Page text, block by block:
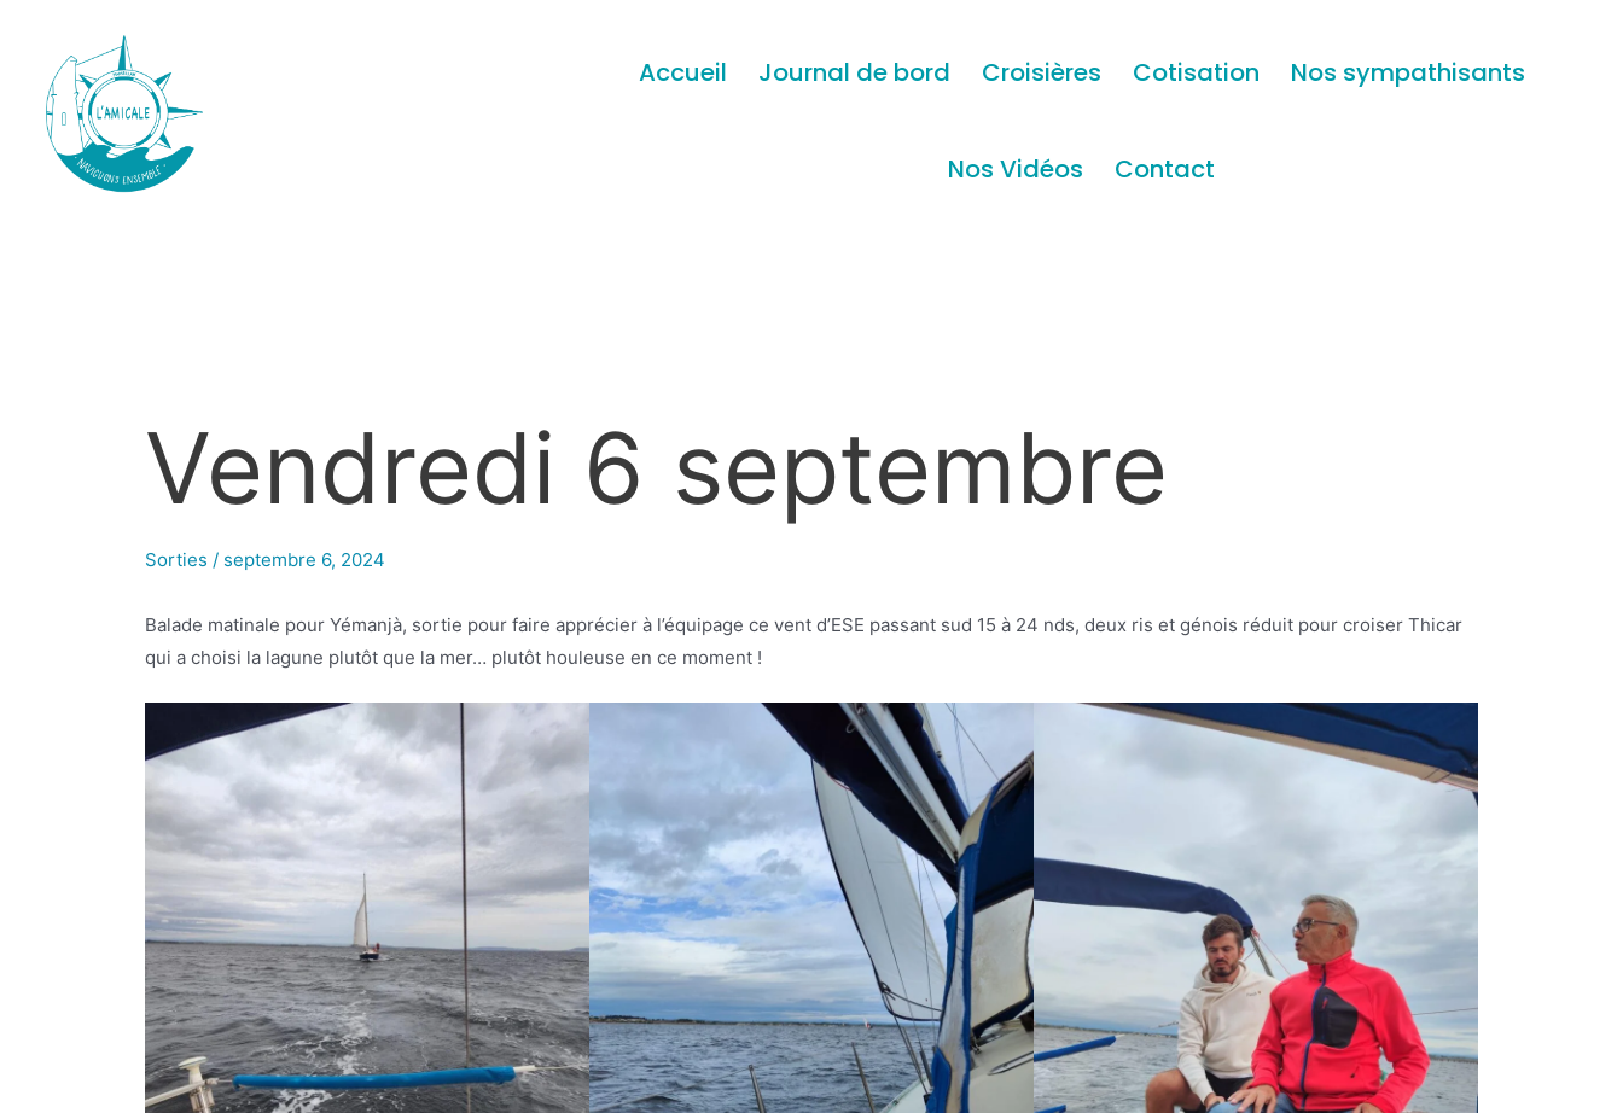
Accueil Journal de bord Croisières Cotisation Nos sympathisants
Nos Vidéos Contact
Vendredi 6 septembre
Sorties / septembre 6, 2024
Balade matinale pour Yémanjà, sortie pour faire apprécier à l’équipage ce vent d’ESE passant sud 15 à 24 nds, deux ris et génois réduit pour croiser Thicar
qui a choisi la lagune plutôt que la mer… plutôt houleuse en ce moment !